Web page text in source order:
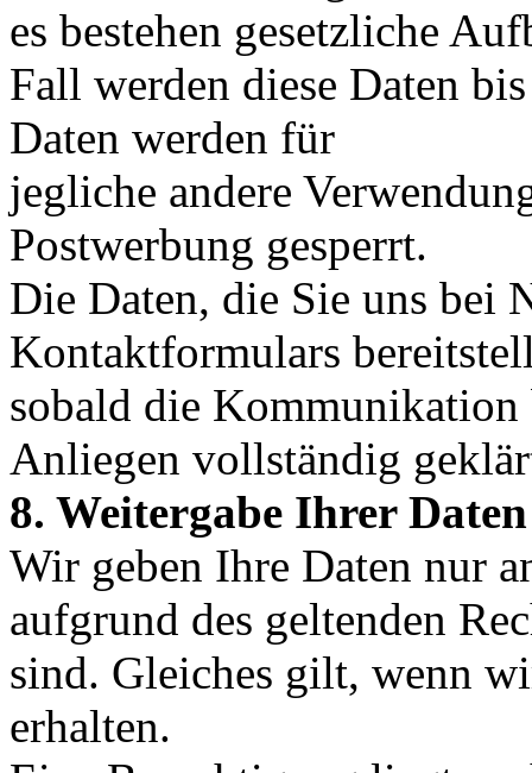
es bestehen gesetzliche
Fall werden diese Daten
Daten werden für
jegliche andere
Postwerbung gesperrt.
Die Daten, die Sie uns bei
Kontaktformulars
sobald die Kommunikation
Anliegen vollständig
8. Weitergabe Ihrer Daten
Wir geben Ihre Daten nur
aufgrund des geltenden
sind. Gleiches gilt, wenn
erhalten.